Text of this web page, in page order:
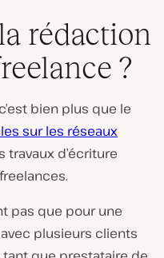
rédaction
?
bien plus que le
sur les réseaux
travaux d’écriture
pas que pour une
plusieurs clients